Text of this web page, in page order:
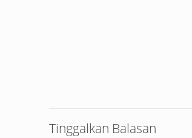
Tinggalkan Balasan